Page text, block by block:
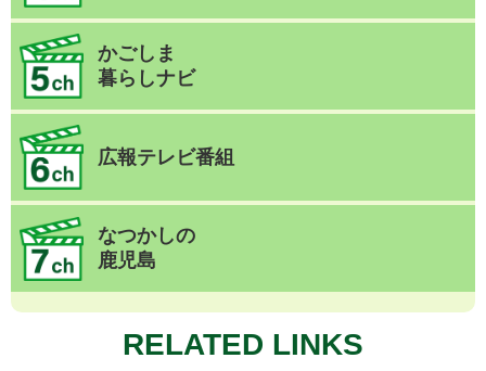
かごしま
暮らしナビ
広報テレビ番組
なつかしの
鹿児島
RELATED LINKS